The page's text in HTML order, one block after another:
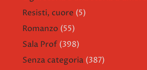
Resisti, cuore (5)
Romanzo (55)
Sala Prof (398)
Senza categoria (387)